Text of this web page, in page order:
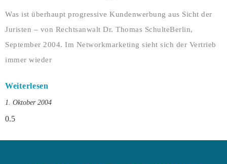
Was ist überhaupt progressive Kundenwerbung aus Sicht der
Juristen – von Rechtsanwalt Dr. Thomas SchulteBerlin,
September 2004. Im Networkmarketing sieht sich der Vertrieb
immer wieder
Weiterlesen
1. Oktober 2004